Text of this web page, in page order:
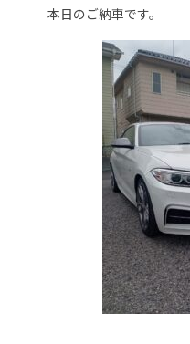
会社概要
本日のご納車です。